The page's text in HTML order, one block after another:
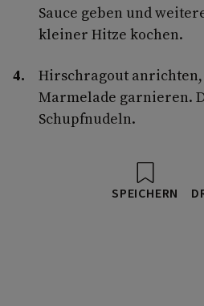
Sauce geben und
kleiner Hitze kochen.
Hirschragout
Marmelade garnieren.
Schupfnudeln.
SPEICHERN